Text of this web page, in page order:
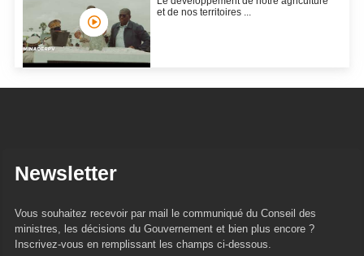
et de nos territoires ...
Newsletter
Vous souhaitez recevoir par mail le communiqué du Conseil des
ministres, les décisions du Gouvernement et bien plus encore ?
Inscrivez-vous en remplissant les champs ci-dessous.